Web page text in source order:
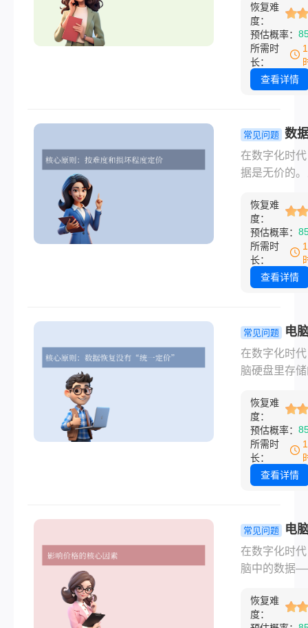
谜题！
盘未识别”时
的心往往会
入谷底。那
多年的家庭
重要的工作
数据无价。
唯一的希望
助于专业的
复机构。然
个现实的问
摆在眼前：
了数据恢复
少钱？
恢复难
度：
预估概率：
所需时
长：
查看详情
常见问题 数
多少钱怎么
费？一文读
在数字化时
据是无价的
意外被删，
遭遇病毒时
恢复”就成了
救命稻草。
面对市场上
水：数据恢
钱怎么收费
么价格差距
大？
恢复难
度：
预估概率：
所需时
长：
查看详情
常见问题
电
恢复一般需
费多少钱
道！
在数字化时
脑硬盘里存
片、多年的
件、或是至
的商业数据
硬盘损坏、
或遭遇病毒
恢复就成了“
根救命稻草”
而，当您联
服务商时，
报价可能从
到上万元不
恢复难
度：
预估概率：
所需时
长：
查看详情
常见问题
电
数据一般多
钱？一篇看
在数字化时
脑中的数据
要的工作文
年的心血项
恢复难
度：